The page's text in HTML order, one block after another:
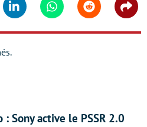
Linkedin WhatsappReddit
: Sony active le PSSR 2.0